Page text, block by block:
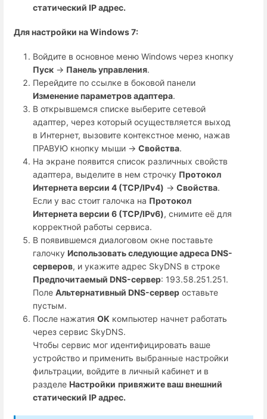
статический IP адрес.
Для настройки на Windows 7:
Войдите в основное меню Windows через кнопку
Пуск → Панель управления.
Перейдите по ссылке в боковой панели
Изменение параметров адаптера.
В открывшемся списке выберите сетевой
адаптер, через который осуществляется выход
в Интернет, вызовите контекстное меню, нажав
ПРАВУЮ кнопку мыши → Свойства.
На экране появится список различных свойств
адаптера, выделите в нем строчку Протокол
Интернета версии 4 (TCP/IPv4) → Свойства.
Если у вас стоит галочка на Протокол
Интернета версии 6 (TCP/IPv6), снимите её для
корректной работы сервиса.
В появившемся диалоговом окне поставьте
галочку Использовать следующие адреса DNS-
серверов, и укажите адрес SkyDNS в строке
Предпочитаемый DNS-сервер: 193.58.251.251.
Поле Альтернативный DNS-сервер оставьте
пустым.
После нажатия OK компьютер начнет работать
через сервис SkyDNS.
Чтобы сервис мог идентифицировать ваше
устройство и применить выбранные настройки
фильтрации, войдите в личный кабинет и в
разделе Настройки привяжите ваш внешний
статический IP адрес.